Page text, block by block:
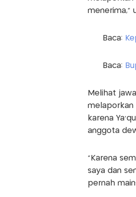
menerima,”
Baca:
Baca:
Melihat
melaporkan
karena
anggota
“Karena
saya dan
pernah